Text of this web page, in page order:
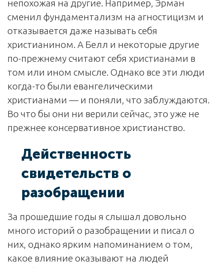
непохожая на другие. Например, Эрман
сменил фундаментализм на агностицизм и
отказывается даже называть себя
христианином. А Белл и некоторые другие
по-прежнему считают себя христианами в
том или ином смысле. Однако все эти люди
когда-то были евангелическими
христианами — и поняли, что заблуждаются.
Во что бы они ни верили сейчас, это уже не
прежнее консервативное христианство.
Действенность
свидетельств о
разобращении
За прошедшие годы я слышал довольно
много историй о разобращении и писал о
них, однако ярким напоминанием о том,
какое влияние оказывают на людей